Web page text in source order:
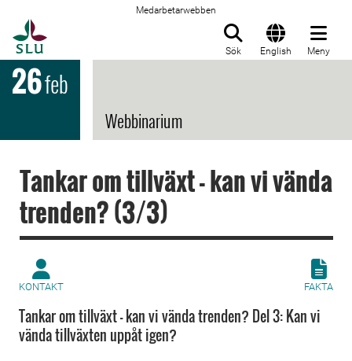
Medarbetarwebben
Sök English Meny
26feb
Webbinarium
Tankar om tillväxt - kan vi vända
trenden? (3/3)
KONTAKT FAKTA
Tankar om tillväxt - kan vi vända trenden? Del 3: Kan vi
vända tillväxten uppåt igen?